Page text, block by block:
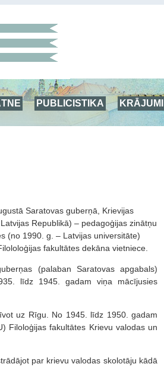
PUBLICISTIKA KRĀJUMI
Saratovas guberņā, Krievijas
Republikā) – pedagoģijas zinātņu
(no 1990. g. – Latvijas universitāte)
fakultātes dekāna vietniece.
(palaban Saratovas apgabals)
līdz 1945. gadam viņa mācījusies
uz Rīgu. No 1945. līdz 1950. gadam
Filoloģijas fakultātes Krievu valodas un
par krievu valodas skolotāju kādā